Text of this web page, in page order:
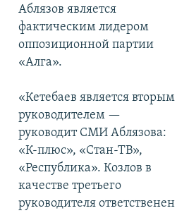
Аблязов является
фактическим лидером
оппозиционной партии
«Алга».
«Кетебаев является вторым
руководителем —
руководит СМИ Аблязова:
«К-плюс», «Стан-ТВ»,
«Республика». Козлов в
качестве третьего
руководителя ответственен